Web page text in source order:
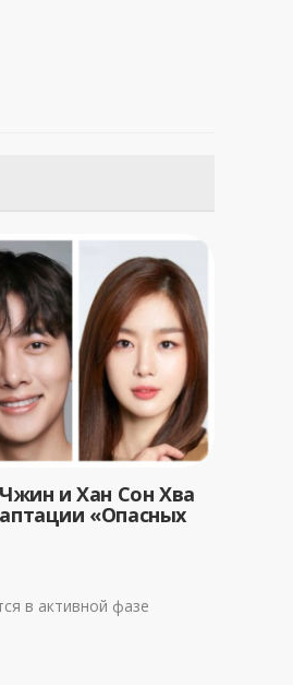
и Хан Сон Хва
«Опасных
в активной фазе